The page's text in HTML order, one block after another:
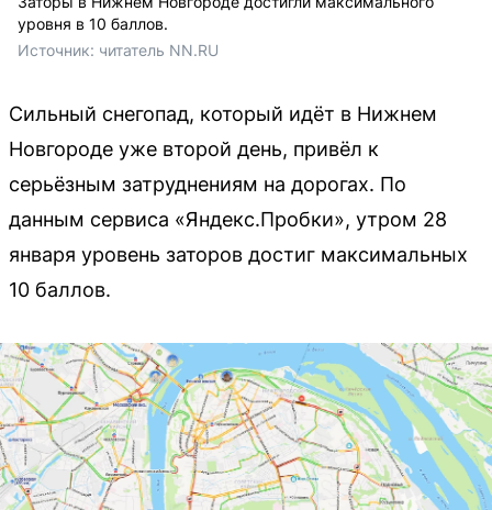
уровня в 10 баллов.
Источник: читатель NN.RU
Сильный снегопад, который идёт в Нижнем
Новгороде уже второй день, привёл к
серьёзным затруднениям на дорогах. По
данным сервиса «Яндекс.Пробки», утром 28
января уровень заторов достиг максимальных
10 баллов.